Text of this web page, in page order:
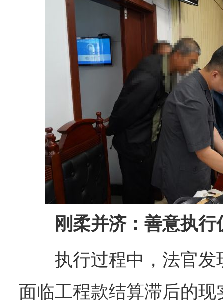
刚柔并济：善意执行
执行过程中，法官发
面临工程款结算滞后的